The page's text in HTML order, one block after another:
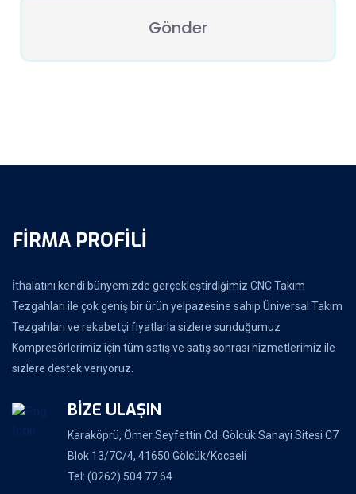
FIRMA PROFILI
İthalatını kendi bünyemizde gerçekleştirdiğimiz CNC Takım
Tezgahları ile çok geniş bir ürün yelpazesine sahip Üniversal Takım
Tezgahları ve rekabetçi fiyatlarla sizlere sunduğumuz
Kompresörlerimiz için tüm satış ve satış sonrası hizmetlerimiz ile
sizlere destek veriyoruz.
BİZE ULAŞIN
Karaköprü, Ömer Seyfettin Cd. Gölcük Sanayi Sitesi C7
Blok 13/7C/4, 41650 Gölcük/Kocaeli
Tel: (0262) 504 77 64